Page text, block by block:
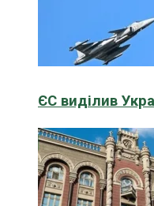
ЄС виділив